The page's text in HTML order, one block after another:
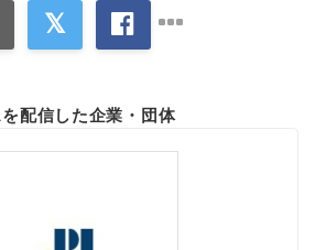
配信した企業・団体